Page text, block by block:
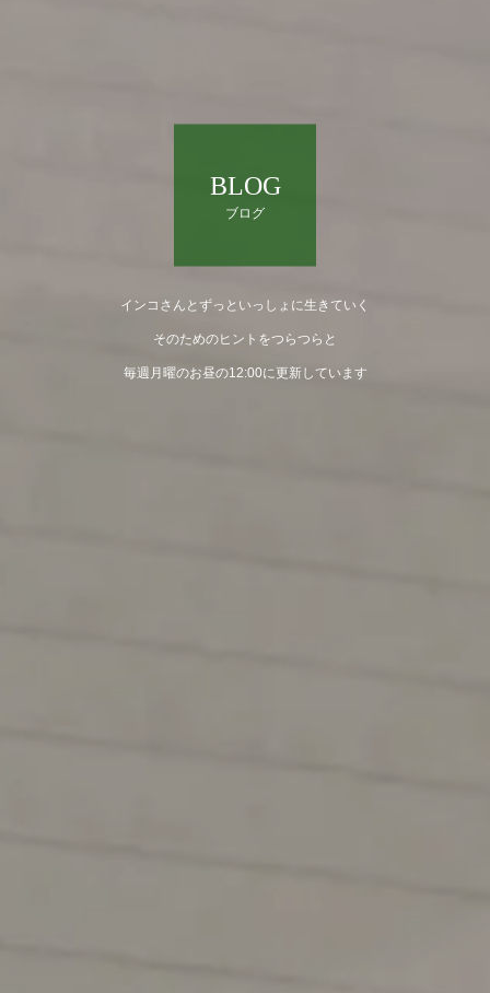
BLOG
ブログ
インコさんとずっといっしょに生きていく
そのためのヒントをつらつらと
毎週月曜のお昼の12:00に更新しています